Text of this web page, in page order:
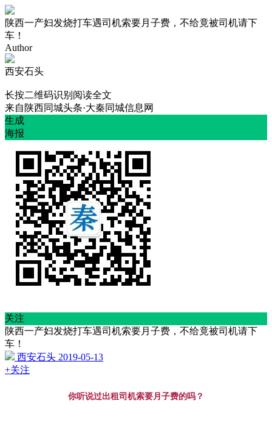
陕西一产妇发烧打车遇司机索要月子费，不给竟被司机请下
车！
Author
西安石头
长按二维码识别阅读全文
来自 陕西同城头条·大秦同城信息网
生成
海报
关注
陕西一产妇发烧打车遇司机索要月子费，不给竟被司机请下
车！
西安石头 2019-05-13
+关注
你听说过出租司机索要月子费的吗？